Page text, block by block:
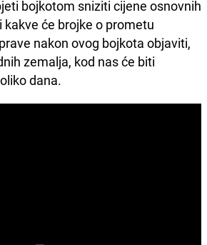
bojkotom sniziti cijene osnovnih
će brojke o prometu
nakon ovog bojkota objaviti,
zemalja, kod nas će biti
dana.